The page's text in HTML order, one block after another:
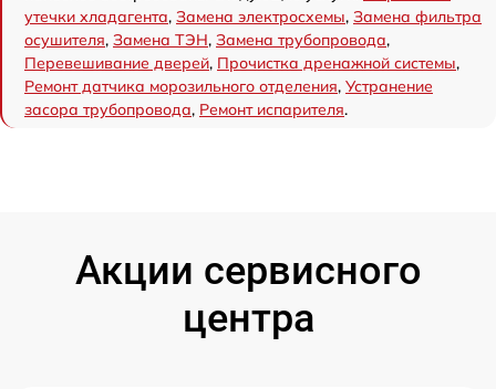
утечки хладагента, Замена электросхемы, Замена фильтра
осушителя, Замена ТЭН, Замена трубопровода,
Перевешивание дверей, Прочистка дренажной системы,
Ремонт датчика морозильного отделения, Устранение
засора трубопровода, Ремонт испарителя.
Акции сервисного
центра